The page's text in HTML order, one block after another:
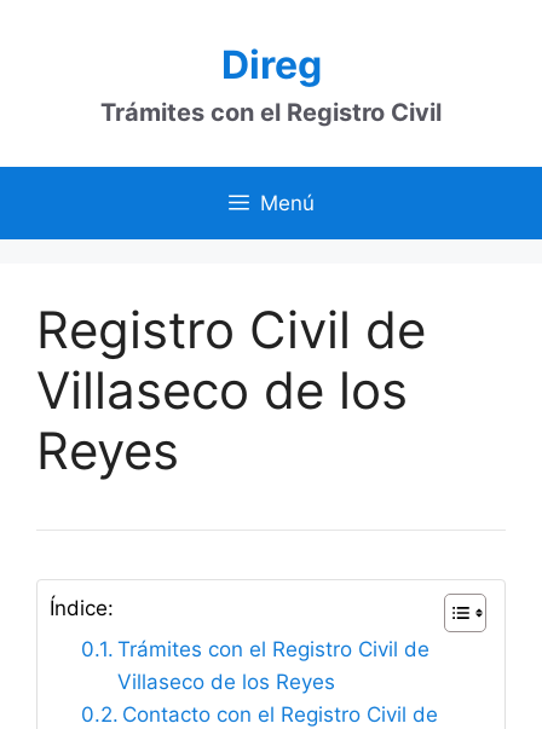
Direg
Trámites con el Registro Civil
Menú
Registro Civil de
Villaseco de los
Reyes
Índice:
Trámites con el Registro Civil de
Villaseco de los Reyes
Contacto con el Registro Civil de